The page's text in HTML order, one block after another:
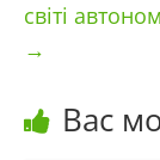
світі
→
Вас